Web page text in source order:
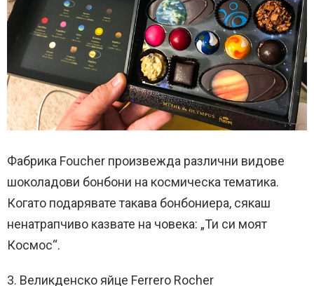
Фабрика Foucher произвежда различни видове
шоколадови бонбони на космическа тематика.
Когато подарявате такава бонбониера, сякаш
ненатрапчиво казвате на човека: „Ти си моят
Космос“.
3. Великденско яйце Ferrero Rocher